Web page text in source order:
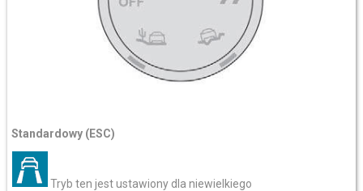
Standardowy (ESC)
Tryb ten jest ustawiony dla niewielkiego